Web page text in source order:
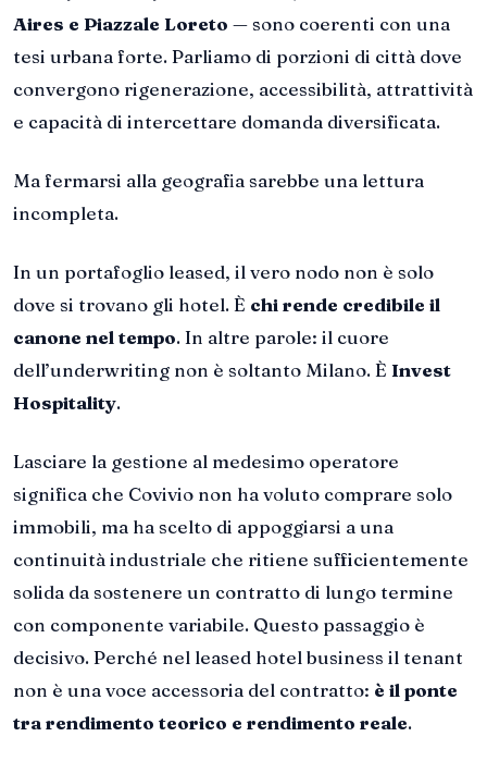
Aires e Piazzale Loreto — sono coerenti con una
tesi urbana forte. Parliamo di porzioni di città dove
convergono rigenerazione, accessibilità, attrattività
e capacità di intercettare domanda diversificata.
Ma fermarsi alla geografia sarebbe una lettura
incompleta.
In un portafoglio leased, il vero nodo non è solo
dove si trovano gli hotel. È chi rende credibile il
canone nel tempo. In altre parole: il cuore
dell’underwriting non è soltanto Milano. È Invest
Hospitality.
Lasciare la gestione al medesimo operatore
significa che Covivio non ha voluto comprare solo
immobili, ma ha scelto di appoggiarsi a una
continuità industriale che ritiene sufficientemente
solida da sostenere un contratto di lungo termine
con componente variabile. Questo passaggio è
decisivo. Perché nel leased hotel business il tenant
non è una voce accessoria del contratto: è il ponte
tra rendimento teorico e rendimento reale.